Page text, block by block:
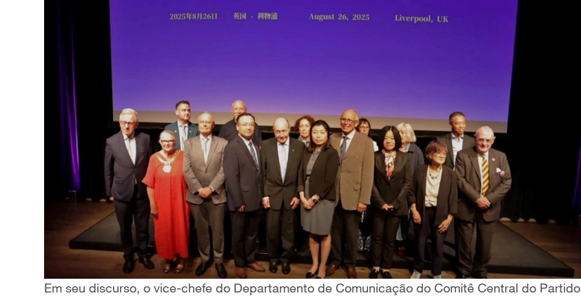
Em seu discurso, o vice-chefe do Departamento de Comunicação do Comitê Central do Partido